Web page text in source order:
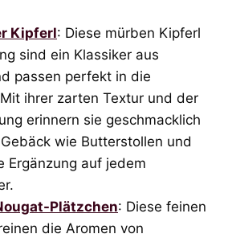
Kipferl: Diese mürben Kipferl
sind ein Klassiker aus
passen perfekt in die
ihrer zarten Textur und der
erinnern sie geschmacklich
wie Butterstollen und
Ergänzung auf jedem
Plätzchen: Diese feinen
die Aromen von